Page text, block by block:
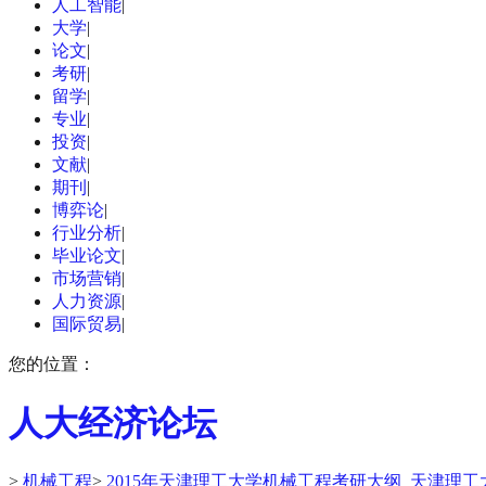
人工智能|
大学|
论文|
考研|
留学|
专业|
投资|
文献|
期刊 |
博弈论|
行业分析|
毕业论文|
市场营销|
人力资源|
国际贸易|
您的位置：
人大经济论坛
> 机械工程> 2015年天津理工大学机械工程考研大纲_天津理工